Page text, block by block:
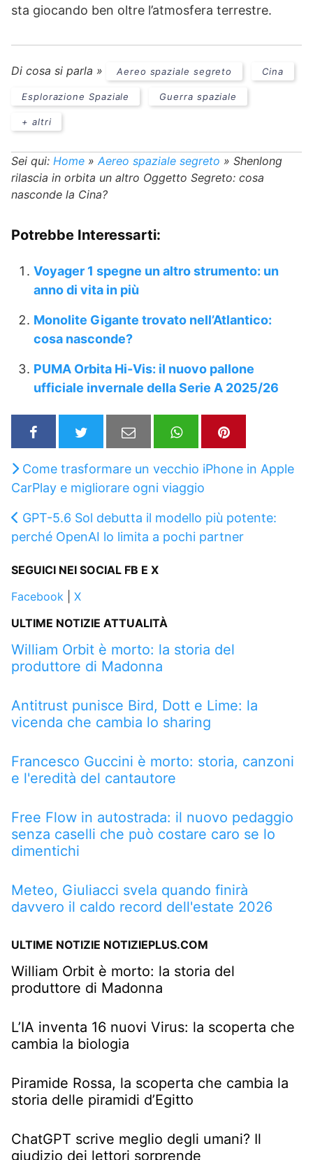
sta giocando ben oltre l’atmosfera terrestre.
Di cosa si parla » Aereo spaziale segreto Cina
Esplorazione Spaziale Guerra spaziale
+ altri
Sei qui: Home » Aereo spaziale segreto » Shenlong
rilascia in orbita un altro Oggetto Segreto: cosa
nasconde la Cina?
Potrebbe Interessarti:
Voyager 1 spegne un altro strumento: un
anno di vita in più
Monolite Gigante trovato nell’Atlantico:
cosa nasconde?
PUMA Orbita Hi-Vis: il nuovo pallone
ufficiale invernale della Serie A 2025/26
Come trasformare un vecchio iPhone in Apple
CarPlay e migliorare ogni viaggio
GPT-5.6 Sol debutta il modello più potente:
perché OpenAI lo limita a pochi partner
SEGUICI NEI SOCIAL FB E X
Facebook
X
ULTIME NOTIZIE ATTUALITÀ
William Orbit è morto: la storia del
produttore di Madonna
Antitrust punisce Bird, Dott e Lime: la
vicenda che cambia lo sharing
Francesco Guccini è morto: storia, canzoni
e l'eredità del cantautore
Free Flow in autostrada: il nuovo pedaggio
senza caselli che può costare caro se lo
dimentichi
Meteo, Giuliacci svela quando finirà
davvero il caldo record dell'estate 2026
ULTIME NOTIZIE NOTIZIEPLUS.COM
William Orbit è morto: la storia del
produttore di Madonna
L’IA inventa 16 nuovi Virus: la scoperta che
cambia la biologia
Piramide Rossa, la scoperta che cambia la
storia delle piramidi d’Egitto
ChatGPT scrive meglio degli umani? Il
giudizio dei lettori sorprende